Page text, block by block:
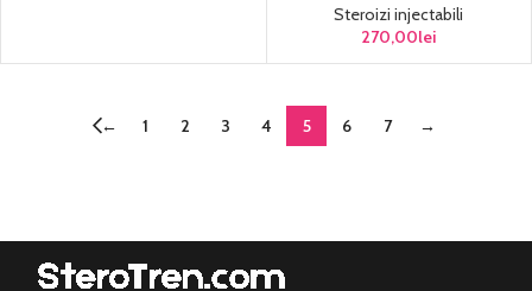
Steroizi injectabili
270,00lei
← 1 2 3 4 5 6 7 →